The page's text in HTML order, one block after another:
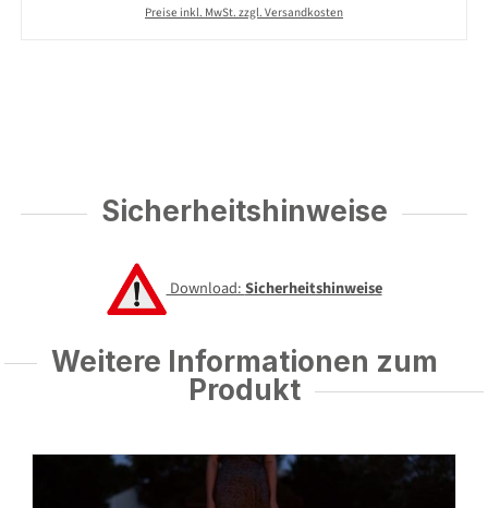
Preise inkl. MwSt. zzgl. Versandkosten
Sicherheitshinweise
Download:Sicherheitshinweise
Weitere Informationen zum
Produkt